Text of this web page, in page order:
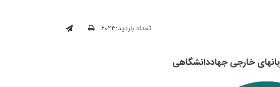
تعداد بازدید:۶۰۲۳
خارجی جهاددانشگاهی